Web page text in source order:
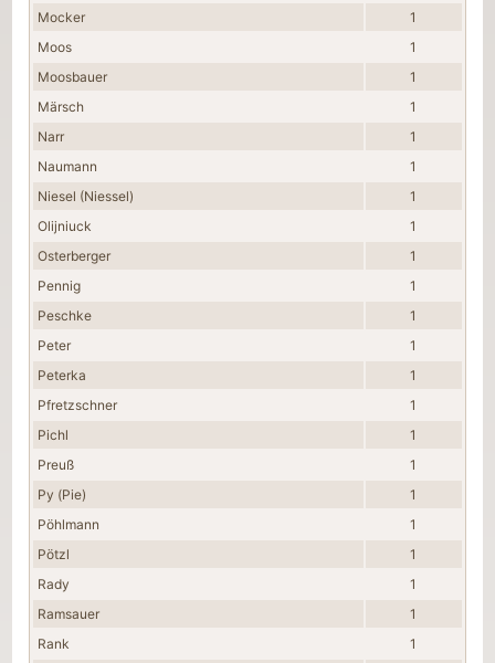
Mocker
1
Moos
1
Moosbauer
1
Märsch
1
Narr
1
Naumann
1
Niesel (Niessel)
1
Olijniuck
1
Osterberger
1
Pennig
1
Peschke
1
Peter
1
Peterka
1
Pfretzschner
1
Pichl
1
Preuß
1
Py (Pie)
1
Pöhlmann
1
Pötzl
1
Rady
1
Ramsauer
1
Rank
1